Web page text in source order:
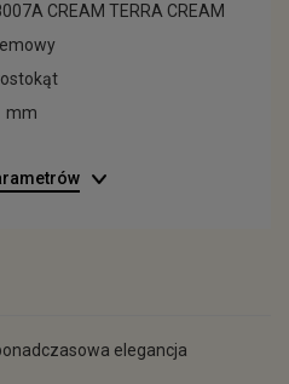
CREAM TERRA CREAM
mm
elegancja